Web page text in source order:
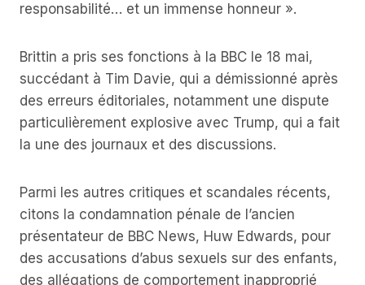
responsabilité… et un immense honneur ».
Brittin a pris ses fonctions à la BBC le 18 mai,
succédant à Tim Davie, qui a démissionné après
des erreurs éditoriales, notamment une dispute
particulièrement explosive avec Trump, qui a fait
la une des journaux et des discussions.
Parmi les autres critiques et scandales récents,
citons la condamnation pénale de l’ancien
présentateur de BBC News, Huw Edwards, pour
des accusations d’abus sexuels sur des enfants,
des allégations de comportement inapproprié